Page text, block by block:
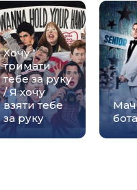
Хочу
тримати
тебе за руку
/ Я хочу
взяти тебе
за руку